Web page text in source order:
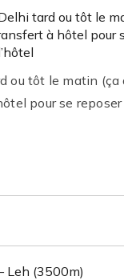
tard ou tôt le
à hôtel pour
ou tôt le matin (ça
pour se reposer
Leh (3500m)